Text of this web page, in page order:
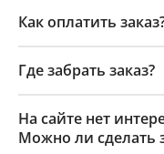
Как оплатить
Где забрать заказ?
На сайте нет
Можно ли сделать